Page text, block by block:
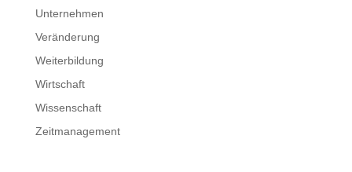
Unternehmen
Veränderung
Weiterbildung
Wirtschaft
Wissenschaft
Zeitmanagement